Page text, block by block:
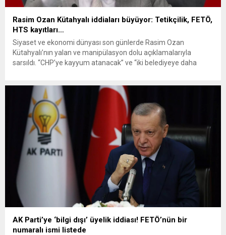
Rasim Ozan Kütahyalı iddiaları büyüyor: Tetikçilik, FETÖ,
HTS kayıtları…
Siyaset ve ekonomi dünyası son günlerde Rasim Ozan
Kütahyalı’nın yalan ve manipülasyon dolu açıklamalarıyla
sarsıldı. “CHP’ye kayyum atanacak” ve “iki belediyeye daha
başlatıldı, gözaltına alındı. Serbest kalması ise yeni bir
tartışmanın fitilini ateşledi. Tepkiler çığ gibi...
AK Parti’ye ‘bilgi dışı’ üyelik iddiası! FETÖ’nün bir
numaralı ismi listede